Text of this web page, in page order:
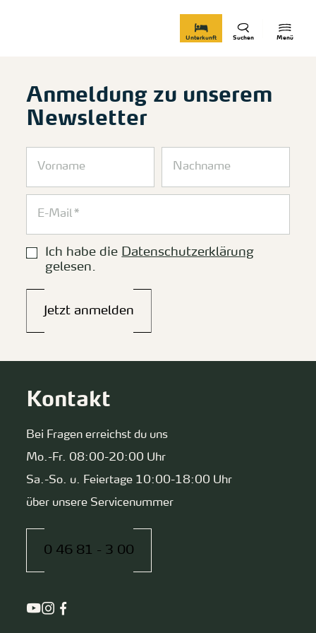
Menü
Suchen
Unterkunft
Anmeldung zu unserem
Newsletter
Ich habe die Datenschutzerklärung
gelesen.
Jetzt anmelden
Kontakt
Bei Fragen erreichst du uns
Mo.-Fr. 08:00-20:00 Uhr
Sa.-So. u. Feiertage 10:00-18:00 Uhr
über unsere Servicenummer
0 46 81 - 3 00